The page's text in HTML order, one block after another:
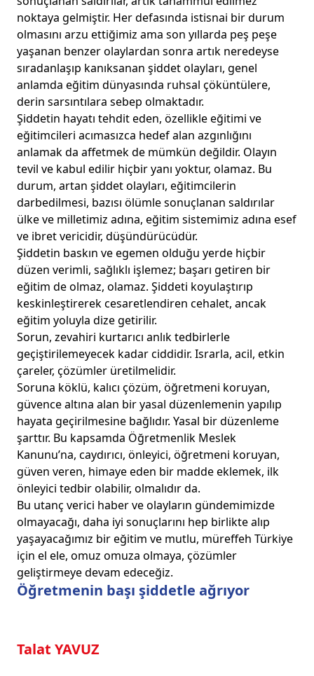
Öğretmenin başı şiddetle ağrıyor
Talat YAVUZ
noktaya gelmiştir. Her defasında istisnai bir durum
olmasını arzu ettiğimiz ama son yıllarda peş peşe
yaşanan benzer olaylardan sonra artık neredeyse
sıradanlaşıp kanıksanan şiddet olayları, genel
anlamda eğitim dünyasında ruhsal çöküntülere,
derin sarsıntılara sebep olmaktadır.
Şiddetin hayatı tehdit eden, özellikle eğitimi ve
eğitimcileri acımasızca hedef alan azgınlığını
anlamak da affetmek de mümkün değildir. Olayın
tevil ve kabul edilir hiçbir yanı yoktur, olamaz. Bu
durum, artan şiddet olayları, eğitimcilerin
darbedilmesi, bazısı ölümle sonuçlanan saldırılar
ülke ve milletimiz adına, eğitim sistemimiz adına esef
ve ibret vericidir, düşündürücüdür.
Şiddetin baskın ve egemen olduğu yerde hiçbir
düzen verimli, sağlıklı işlemez; başarı getiren bir
eğitim de olmaz, olamaz. Şiddeti koyulaştırıp
keskinleştirerek cesaretlendiren cehalet, ancak
eğitim yoluyla dize getirilir.
Sorun, zevahiri kurtarıcı anlık tedbirlerle
geçiştirilemeyecek kadar ciddidir. Israrla, acil, etkin
çareler, çözümler üretilmelidir.
Soruna köklü, kalıcı çözüm, öğretmeni koruyan,
güvence altına alan bir yasal düzenlemenin yapılıp
hayata geçirilmesine bağlıdır. Yasal bir düzenleme
şarttır. Bu kapsamda Öğretmenlik Meslek
Kanunu’na, caydırıcı, önleyici, öğretmeni koruyan,
güven veren, himaye eden bir madde eklemek, ilk
önleyici tedbir olabilir, olmalıdır da.
Bu utanç verici haber ve olayların gündemimizde
olmayacağı, daha iyi sonuçlarını hep birlikte alıp
yaşayacağımız bir eğitim ve mutlu, müreffeh Türkiye
için el ele, omuz omuza olmaya, çözümler
geliştirmeye devam edeceğiz.